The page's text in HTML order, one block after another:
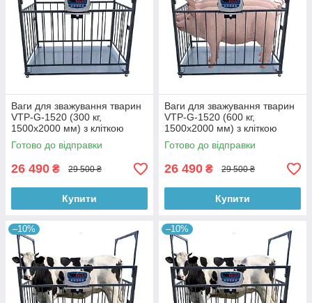
Ваги для зважування тварин
VTP-G-1520 (300 кг,
1500х2000 мм) з кліткою
1500 мм
Готово до відправки
26 490 ₴ 29 500 ₴
Купити
Ваги для зважування тварин
VTP-G-1520 (600 кг,
1500х2000 мм) з кліткою
1500 мм
Готово до відправки
26 490 ₴ 29 500 ₴
Купити
–10% –10%